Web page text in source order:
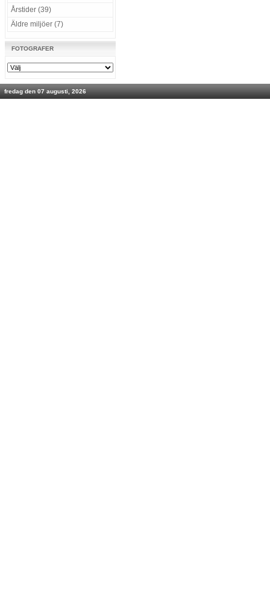
Årstider (39)
Äldre miljöer (7)
FOTOGRAFER
fredag den 07 augusti, 2026